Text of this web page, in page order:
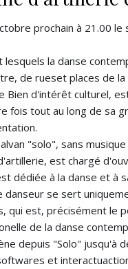
prochain à 21.00
lesquels la danse
de rueset places de
Bien d'intérêt culturel,
fois tout au long de sa
"solo", sans
est chargé
dédiée à la danse et à
danseur se sert
qui est, précisément le
de la danse
depuis "Solo" jusqu'à
et